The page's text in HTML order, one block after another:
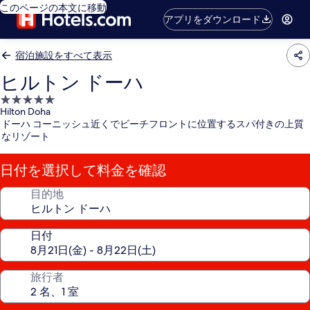
このページの本文に移動
アプリをダウンロード
宿泊施設をすべて表示
ヒルトン ドーハ
5.0
つ
星
宿
泊
施
設
Hilton Doha
ドーハ コーニッシュ近くでビーチフロントに位置するスパ付きの上質
なリゾート
日付を選択して料金を確認
目的地
日付
旅行者